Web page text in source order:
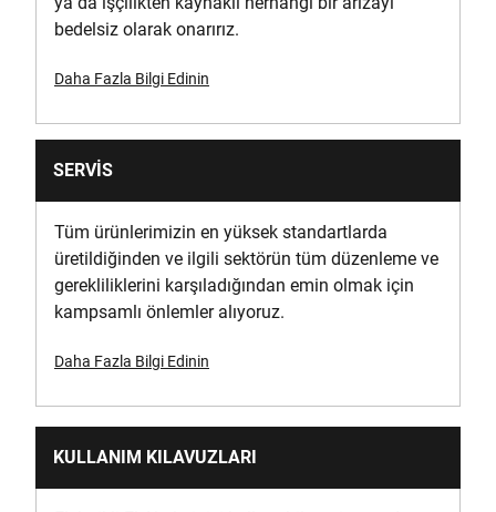
Max. Torque [Nm]
90
0-11,050/0-34,000
Hız Ayarı Sayısı
2
Power Output [W]
Kablosuz
bedelsiz olarak onarırız.
Daha Fazla Bilgi Edinin
SERVIS
Tüm ürünlerimizin en yüksek standartlarda
üretildiğinden ve ilgili sektörün tüm düzenleme ve
gerekliliklerini karşıladığından emin olmak için
kampsamlı önlemler alıyoruz.
Daha Fazla Bilgi Edinin
KULLANIM KILAVUZLARI